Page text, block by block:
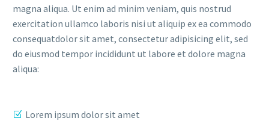
magna aliqua. Ut enim ad minim veniam, quis nostrud
exercitation ullamco laboris nisi ut aliquip ex ea commodo
consequatdolor sit amet, consectetur adipisicing elit, sed
do eiusmod tempor incididunt ut labore et dolore magna
aliqua:
Lorem ipsum dolor sit amet